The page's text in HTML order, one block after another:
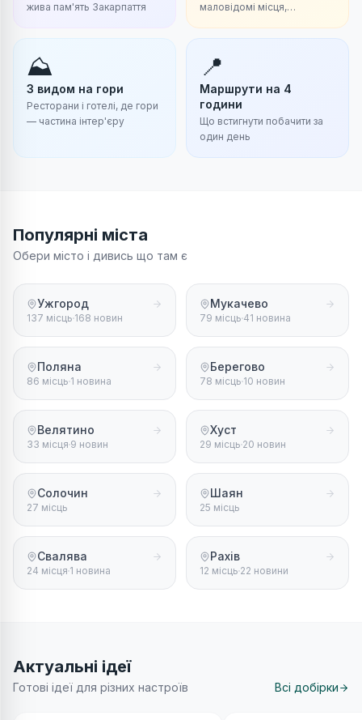
жива пам'ять Закарпаття
маловідомі місця,
⛰
З видом на гори
Ресторани і готелі, де гори
— частина інтер'єру
📍
Маршрути на 4
години
Що встигнути побачити за
один день
Популярні міста
Обери місто і дивись що там є
Ужгород
137 місць 168 новин
Мукачево
79 місць 41 новина
Поляна
86 місць 1 новина
Берегово
78 місць 10 новин
Велятино
33 місця 9 новин
Хуст
29 місць 20 новин
Солочин
27 місць
Шаян
25 місць
Свалява
24 місця 1 новина
Рахів
12 місць 22 новини
Актуальні ідеї
Готові ідеї для різних настроїв Всі добірки
Поляна: WOW-досвід та
адреналінові атракціони на
Ефект повного
перезавантаження: